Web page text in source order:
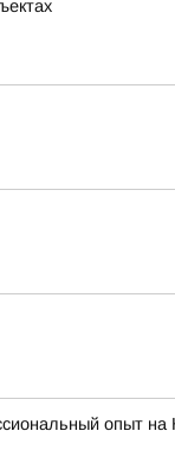
опыт на